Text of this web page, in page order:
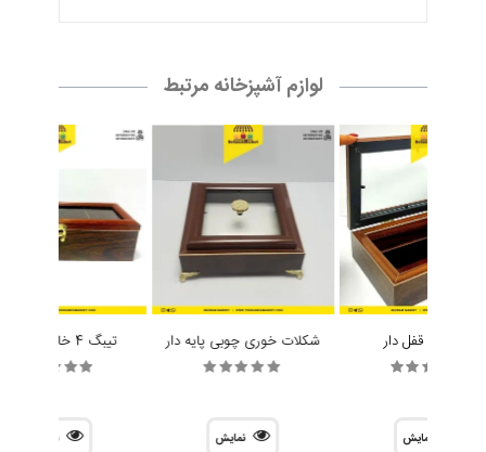
لوازم آشپزخانه مرتبط
جا کاردی قفل دار
نمایش
شکلات خوری چوبی پایه دار
نمایش
تیبگ 4 خانه مستطیل